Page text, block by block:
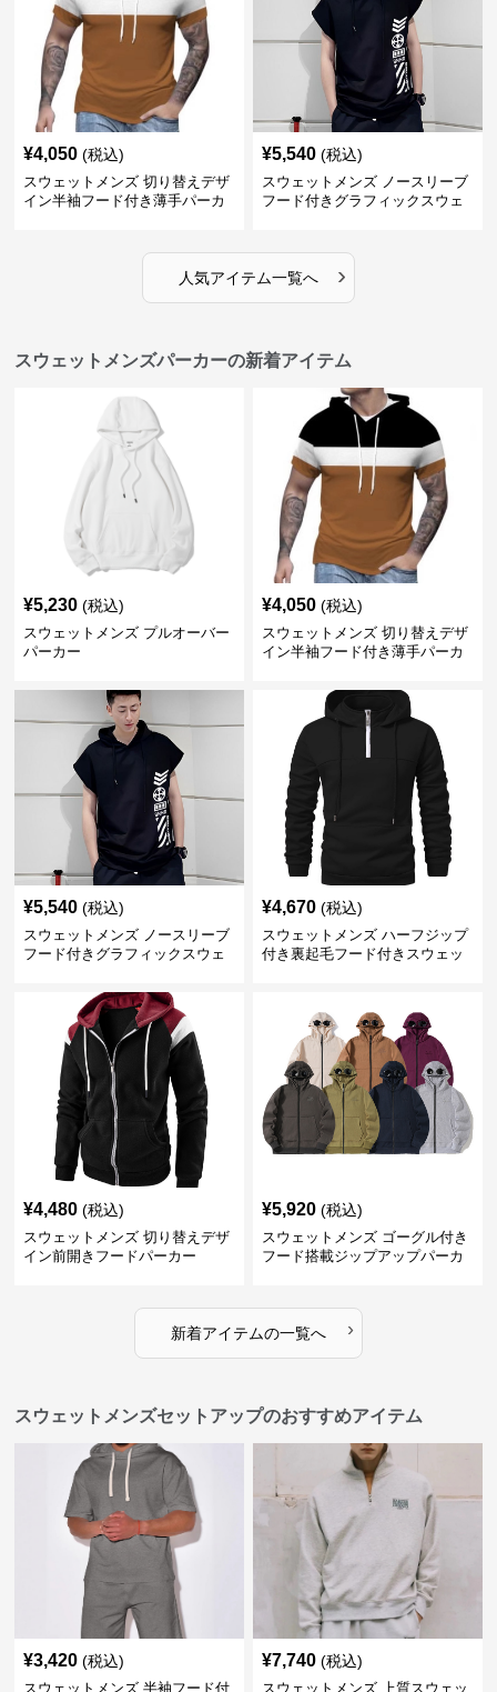
¥4,050 (税込)
スウェットメンズ 切り替えデザ
イン半袖フード付き薄手パーカ
¥5,540 (税込)
スウェットメンズ ノースリーブ
フード付きグラフィックスウェ
人気アイテム一覧へ ›
スウェットメンズパーカーの新着アイテム
¥5,230 (税込)
スウェットメンズ プルオーバー
パーカー
¥4,050 (税込)
スウェットメンズ 切り替えデザ
イン半袖フード付き薄手パーカ
¥5,540 (税込)
スウェットメンズ ノースリーブ
フード付きグラフィックスウェ
¥4,670 (税込)
スウェットメンズ ハーフジップ
付き裏起毛フード付きスウェッ
¥4,480 (税込)
スウェットメンズ 切り替えデザ
イン前開きフードパーカー
¥5,920 (税込)
スウェットメンズ ゴーグル付き
フード搭載ジップアップパーカ
新着アイテムの一覧へ ›
スウェットメンズセットアップのおすすめアイテム
¥3,420 (税込)
スウェットメンズ 半袖フード付
¥7,740 (税込)
スウェットメンズ 上質スウェッ